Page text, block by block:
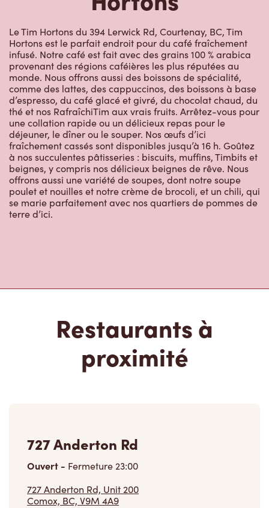
Le Tim Hortons du 394 Lerwick Rd, Courtenay, BC, Tim
Hortons est le parfait endroit pour du café fraîchement
infusé. Notre café est fait avec des grains 100 % arabica
provenant des régions caféières les plus réputées au
monde. Nous offrons aussi des boissons de spécialité,
comme des lattes, des cappuccinos, des boissons à base
d’espresso, du café glacé et givré, du chocolat chaud, du
thé et nos RafraîchiTim aux vrais fruits. Arrêtez-vous pour
une collation rapide ou un délicieux repas pour le
déjeuner, le dîner ou le souper. Nos œufs d’ici
fraîchement cassés sont disponibles jusqu’à 16 h. Goûtez
à nos succulentes pâtisseries : biscuits, muffins, Timbits et
beignes, y compris nos délicieux beignes de rêve. Nous
offrons aussi une variété de soupes, dont notre soupe
poulet et nouilles et notre crème de brocoli, et un chili, qui
se marie parfaitement avec nos quartiers de pommes de
terre d’ici.
Restaurants à
proximité
727 Anderton Rd
Ouvert - Fermeture23:00
727 Anderton Rd, Unit 200
Comox, BC, V9M 4A9